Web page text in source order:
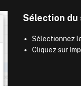
Sélection du
Sélectionnez
Cliquez sur